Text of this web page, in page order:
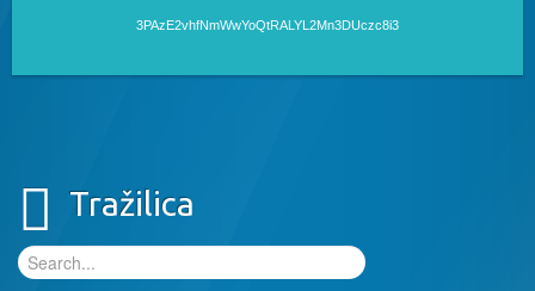
3PAzE2vhfNmWwYoQtRALYL2Mn3DUczc8i3
Tražilica